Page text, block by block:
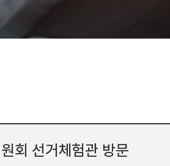
회 선거체험관 방문